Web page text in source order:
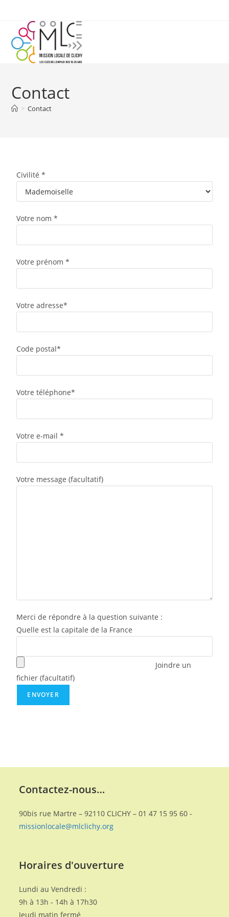
Contact
> Contact
Civilité *
Votre nom *
Votre prénom *
Votre adresse*
Code postal*
Votre téléphone*
Votre e-mail *
Votre message (facultatif)
Merci de répondre à la question suivante :
Quelle est la capitale de la France
Joindre un
fichier (facultatif)
Contactez-nous…
90bis rue Martre – 92110 CLICHY – 01 47 15 95 60 -
missionlocale@mlclichy.org
Horaires d'ouverture
Lundi au Vendredi :
9h à 13h - 14h à 17h30
Jeudi matin fermé